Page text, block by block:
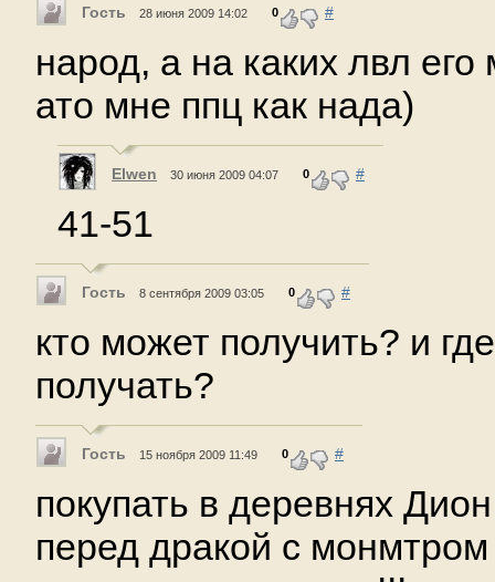
Гость 28 июня 2009 14:02 0 #
народ, а на каких лвл
ато мне ппц как нада)
Elwen 30 июня 2009 04:07 0 #
41-51
Гость 8 сентября 2009 03:05 0 #
кто может получить? и
получать?
Гость 15 ноября 2009 11:49 0 #
покупать в деревнях
перед дракой с монмтром